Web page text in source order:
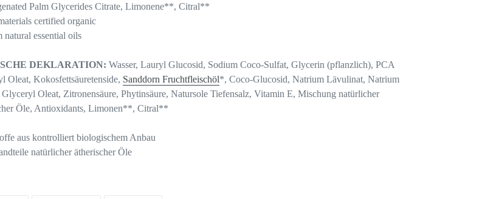
Palm Glycerides Citrate, Limonene**, Citral**
certified organic
natural essential oils
DEKLARATION: Wasser, Lauryl Glucosid, Sodium Coco-Sulfat, Glycerin (pflanzlich), PCA
Oleat, Kokosfettsäuretenside, Sanddorn Fruchtfleischöl*, Coco-Glucosid, Natrium Lävulinat, Natrium
Oleat, Zitronensäure, Phytinsäure, Natursole Tiefensalz, Vitamin E, Mischung natürlicher
Öle, Antioxidants, Limonen**, Citral**
aus kontrolliert biologischem Anbau
natürlicher ätherischer Öle